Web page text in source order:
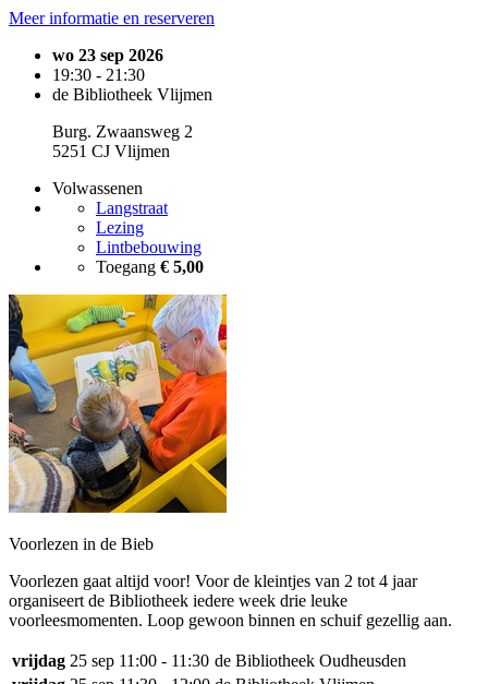
Meer informatie en reserveren
wo 23 sep 2026
19:30 - 21:30
de Bibliotheek Vlijmen
Burg. Zwaansweg 2
5251 CJ Vlijmen
Volwassenen
Langstraat
Lezing
Lintbebouwing
Toegang € 5,00
Voorlezen in de Bieb
Voorlezen gaat altijd voor! Voor de kleintjes van 2 tot 4 jaar
organiseert de Bibliotheek iedere week drie leuke
voorleesmomenten. Loop gewoon binnen en schuif gezellig aan.
vrijdag 25 sep 11:00 - 11:30 de Bibliotheek Oudheusden